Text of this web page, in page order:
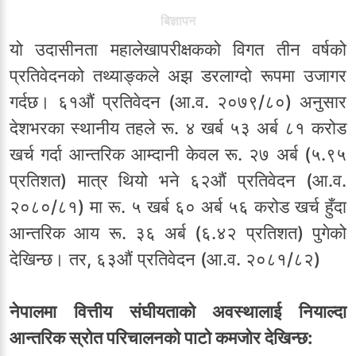
बिज्ञापन
यो उदासीनता महालेखापरीक्षकको विगत तीन वर्षको
प्रतिवेदनको तथ्याङ्कले अझ डरलाग्दो रूपमा उजागर
गर्दछ। ६१औं प्रतिवेदन (आ.व. २०७९/८०) अनुसार
देशभरका स्थानीय तहले रू. ४ खर्ब ५३ अर्ब ८१ करोड
खर्च गर्दा आन्तरिक आम्दानी केवल रू. २७ अर्ब (५.९५
प्रतिशत) मात्र थियो भने ६२औं प्रतिवेदन (आ.व.
२०८०/८१) मा रू. ५ खर्ब ६० अर्ब ५६ करोड खर्च हुँदा
आन्तरिक आय रू. ३६ अर्ब (६.४२ प्रतिशत) पुगेको
देखिन्छ। तर, ६३औं प्रतिवेदन (आ.व. २०८१/८२)
नेपालमा वित्तीय संघीयताको अवस्थालाई नियाल्दा
आन्तरिक स्रोत परिचालनको पाटो कमजोर देखिन्छ: